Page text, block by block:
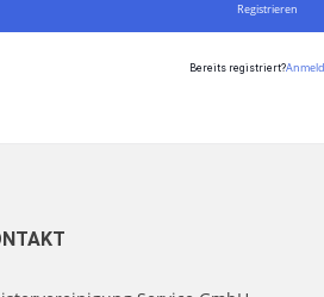
Registrieren
Bereits registriert?